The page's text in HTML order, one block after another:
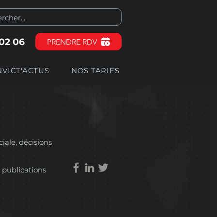
PRENDRE RDV
06
NOS TARIFS
décisions
publications